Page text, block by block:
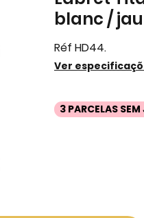
blanc /
Réf HD44.
3 PARCELAS
Ver